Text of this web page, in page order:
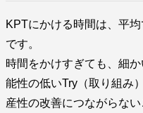
KPTにかける時間は、平
です。
時間をかけすぎても、細
能性の低いTry（取り組み
産性の改善につながらない